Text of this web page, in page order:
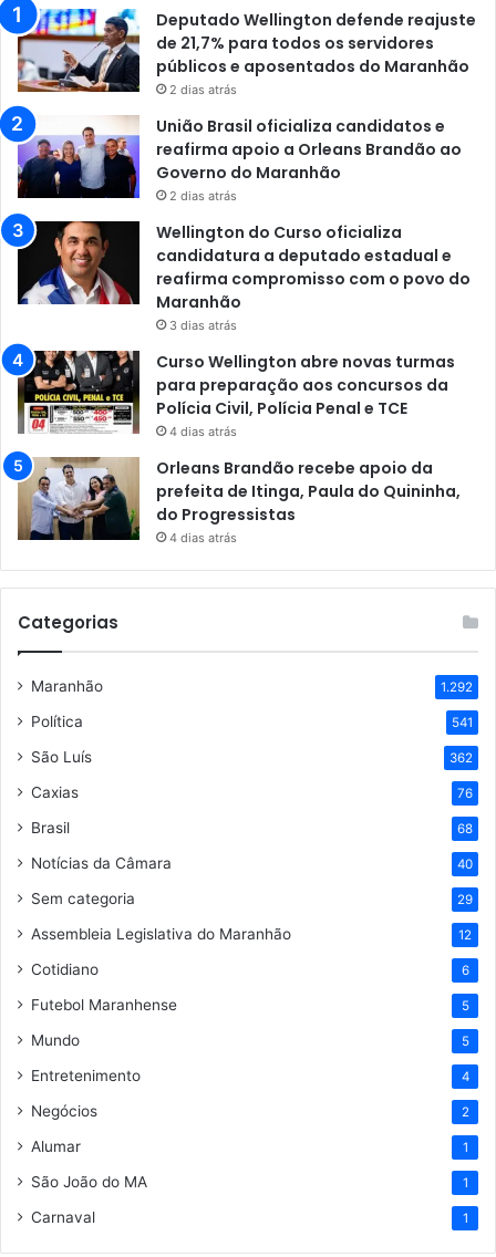
Deputado Wellington defende reajuste
de 21,7% para todos os servidores
públicos e aposentados do Maranhão
2 dias atrás
União Brasil oficializa candidatos e
reafirma apoio a Orleans Brandão ao
Governo do Maranhão
2 dias atrás
Wellington do Curso oficializa
candidatura a deputado estadual e
reafirma compromisso com o povo do
Maranhão
3 dias atrás
Curso Wellington abre novas turmas
para preparação aos concursos da
Polícia Civil, Polícia Penal e TCE
4 dias atrás
Orleans Brandão recebe apoio da
prefeita de Itinga, Paula do Quininha,
do Progressistas
4 dias atrás
Categorias
Maranhão 1.292
Política 541
São Luís 362
Caxias 76
Brasil 68
Notícias da Câmara 40
Sem categoria 29
Assembleia Legislativa do Maranhão 12
Cotidiano 6
Futebol Maranhense 5
Mundo 5
Entretenimento 4
Negócios 2
Alumar 1
São João do MA 1
Carnaval 1